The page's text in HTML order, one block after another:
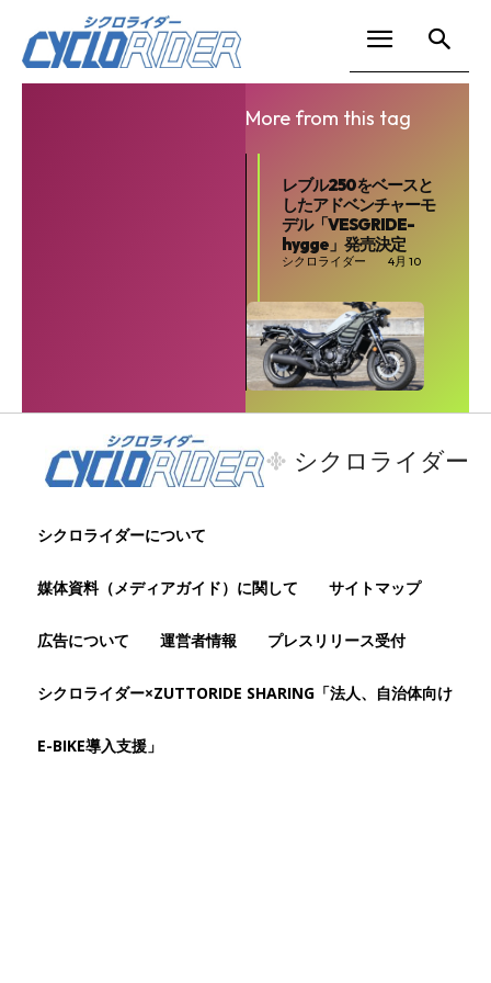
SEARCH...
More from this tag
レブル250をベースと
したアドベンチャーモ
デル「VESGRIDE-
hygge」発売決定
シクロライダー 4月 10
シクロライダー
シクロライダーについて
媒体資料（メディアガイド）に関して サイトマップ
広告について 運営者情報 プレスリリース受付
シクロライダー×ZUTTORIDE SHARING「法人、自治体向け
E-BIKE導入支援」